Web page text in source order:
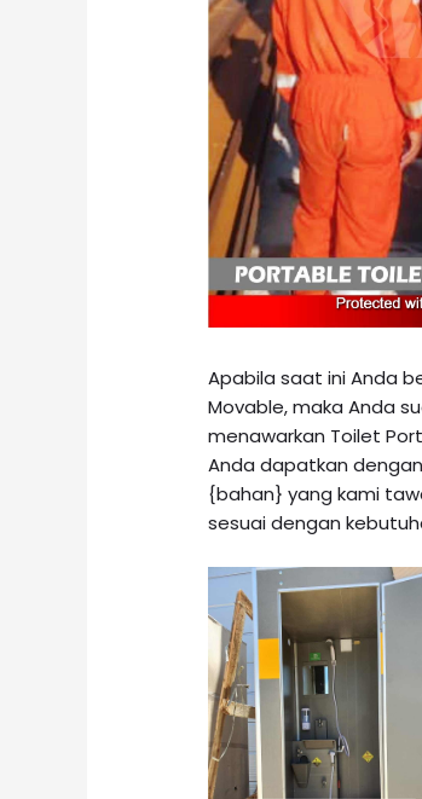
Apabila saat ini Anda
Movable, maka Anda
menawarkan Toilet
Anda dapatkan
{bahan} yang kami
sesuai dengan